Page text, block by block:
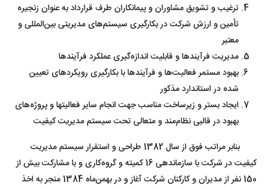
ترغیب و تشویق مشاوران و پیمانکاران طرف قرارداد به عنوان زنجیره
تأمین و ارزش شرکت در بکارگیری سیستم‌های مدیریتی بین‌المللی و
معتبر
مدیریت فرآیندها و قابلیت اندازه‌گیری عملکرد فرآیندها
بهبود مستمر فعالیت‌ها و فرآیندها با بکارگیری رویکردهای تعیین
شده در استاندارد مذکور
ایجاد بستر و زیرساخت مناسب جهت انجام سایر فعالیتها و پروژه‌های
بهبود در قالبی نظام‌مند و متعالی تحت سیستم مدیریت کیفیت
بنابر مراتب فوق از سال 1382 طراحی و استقرار سیستم مدیریت
کیفیت در شرکت با سازماندهی 16 کمیته و گروه‌کاری و با مشارکت بیش از
150 نفر از مدیران و کارکنان شرکت آغاز و در بهمن‌ماه 1384 منجر به اخذ